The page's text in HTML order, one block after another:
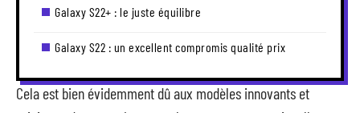
Galaxy S22+ : le juste équilibre
Galaxy S22 : un excellent compromis qualité prix
Cela est bien évidemment dû aux modèles innovants et